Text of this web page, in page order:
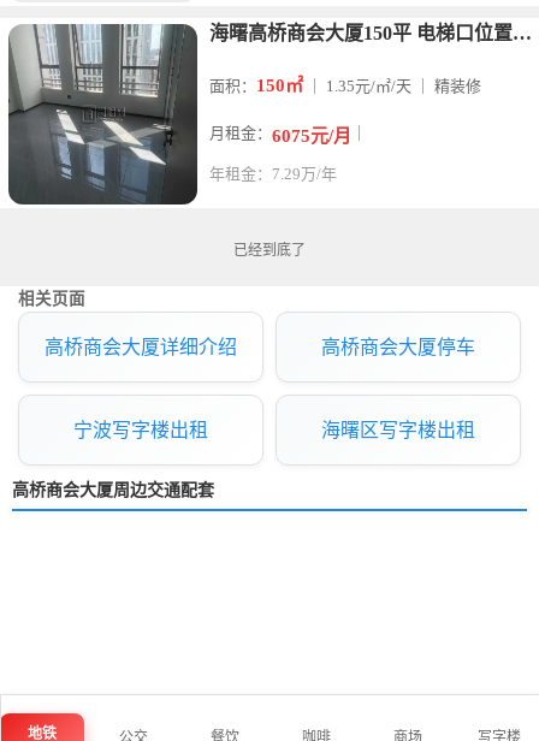
海曙高桥商会大厦150平 电梯口位置 全新装修，两个隔间 户
面积： 150㎡｜ 1.35元/㎡/天 ｜ 精装修
月租金： 6075元/月
年租金：7.29万/年
已经到底了
相关页面
高桥商会大厦详细介绍 高桥商会大厦停车
宁波写字楼出租 海曙区写字楼出租
高桥商会大厦周边交通配套
地铁 公交 餐饮 咖啡 商场 写字楼